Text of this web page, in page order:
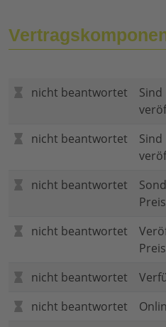
nicht beantwortet
nicht beantwortet
Sind
nicht beantwortet
nicht beantwortet
nicht beantwortet
nicht beantwortet